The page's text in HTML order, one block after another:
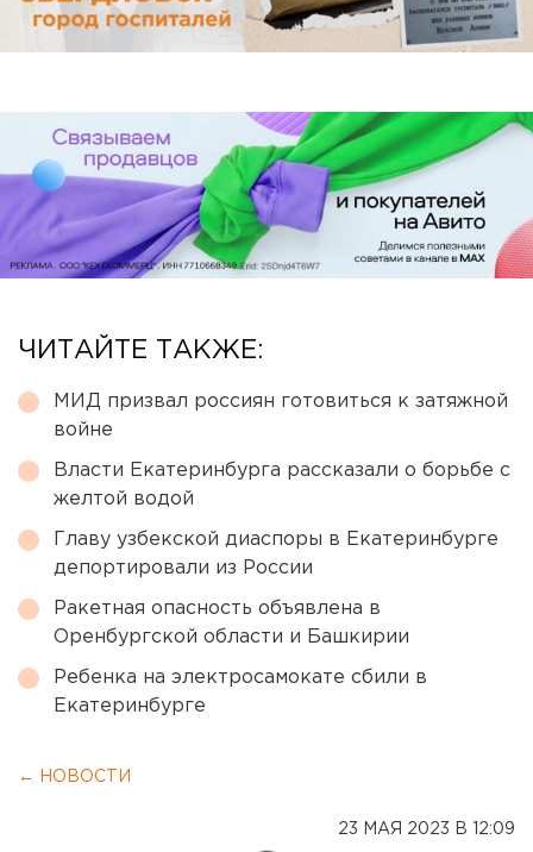
ЧИТАЙТЕ ТАКЖЕ:
МИД призвал россиян готовиться к затяжной
войне
Власти Екатеринбурга рассказали о борьбе с
желтой водой
Главу узбекской диаспоры в Екатеринбурге
депортировали из России
Ракетная опасность объявлена в
Оренбургской области и Башкирии
Ребенка на электросамокате сбили в
Екатеринбурге
← НОВОСТИ
23 МАЯ 2023 В 12:09